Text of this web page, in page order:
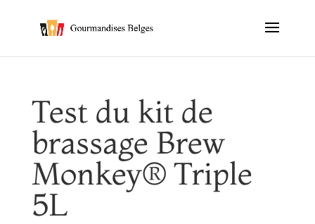
Test du kit de
brassage Brew
Monkey® Triple
5L